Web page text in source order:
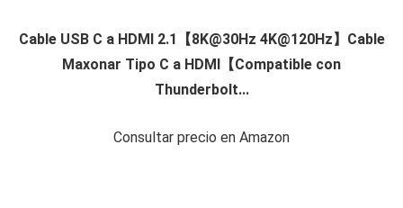
Cable USB C a HDMI 2.1【8K@30Hz 4K@120Hz】Cable
Maxonar Tipo C a HDMI【Compatible con
Thunderbolt...
Consultar precio en Amazon